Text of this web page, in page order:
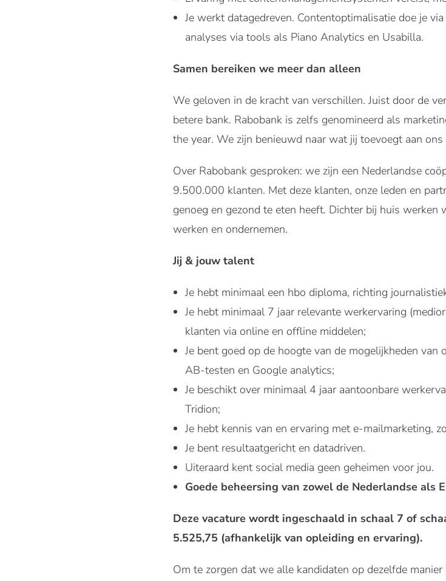
Je werkt datagedreven. Contentoptimalisatie doe je
analyses via tools als Piano Analytics en Usabilla.
Samen bereiken we meer dan alleen
We geloven in de kracht van verschillen. Juist door de
betere bank. Rabobank is zelfs genomineerd als
the year. We zijn benieuwd naar wat jij toevoegt aan ons
Over Rabobank gesproken: we zijn een Nederlandse
9.500.000 klanten. Met deze klanten, onze leden en
genoeg en gezond te eten heeft. Dichter bij huis
werken en ondernemen.
Jij & jouw talent
Je hebt minimaal een hbo diploma, richting
Je hebt minimaal 7 jaar relevante werkervaring
klanten via online en offline middelen;
Je bent goed op de hoogte van de mogelijkheden van
AB-testen en Google analytics;
Je beschikt over minimaal 4 jaar aantoonbare
Tridion;
Je hebt kennis van en ervaring met e-mailmarketing,
Je bent resultaatgericht en datadriven.
Uiteraard kent social media geen geheimen voor jou.
Goede beheersing van zowel de Nederlandse als
Deze vacature wordt ingeschaald in schaal 7 of
5.525,75 (afhankelijk van opleiding en ervaring).
Om te zorgen dat we alle kandidaten op dezelfde